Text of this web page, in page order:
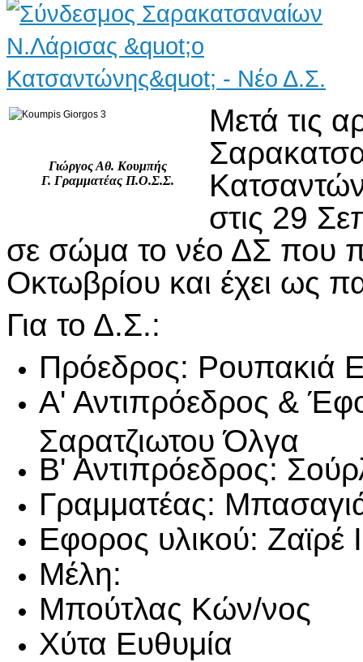
Γιώργος Αθ. Κουμπής
Γ. Γραμματέας Π.Ο.Σ.Σ.
Μετά τις
στις 29
σε σώμα το νέο ΔΣ που
Οκτωβρίου και έχει ως
Για το Δ.Σ.:
Πρόεδρος: Ρουπακιά
Α' Αντιπρόεδρος &
Σαρατζιωτου Όλγα
Β' Αντιπρόεδρος:
Γραμματέας:
Εφορος υλικού: Ζαϊρέ
Μέλη:
Μπούτλας Κών/νος
Χύτα Ευθυμία